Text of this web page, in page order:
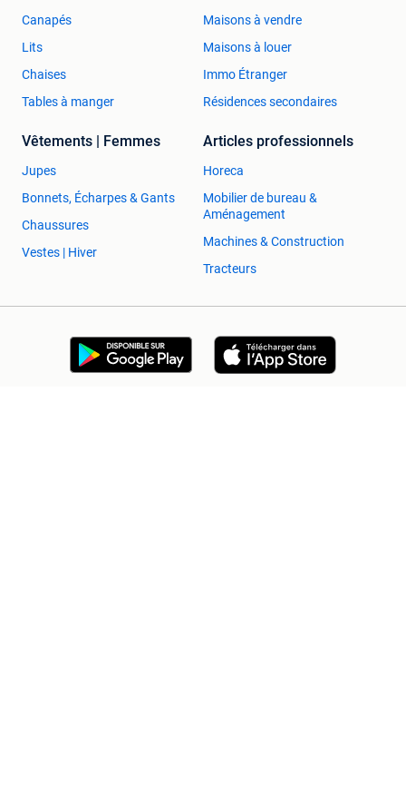
Canapés
Lits
Chaises
Tables à manger
Maisons à vendre
Maisons à louer
Immo Étranger
Résidences secondaires
Vêtements | Femmes
Jupes
Bonnets, Écharpes & Gants
Chaussures
Vestes | Hiver
Articles professionnels
Horeca
Mobilier de bureau &
Aménagement
Machines & Construction
Tracteurs